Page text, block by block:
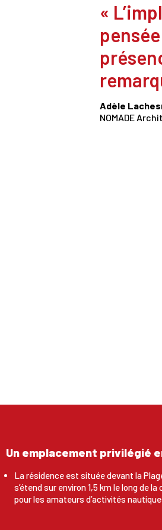
Adèle
NOMADE
Un emplacement privilégié
La résidence est située devant la
s’étend sur environ 1,5 km le long de
pour les amateurs d’activités